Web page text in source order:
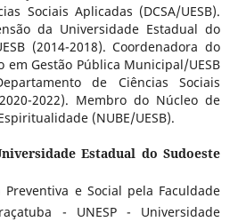
Sociais Aplicadas (DCSA/UESB).
da Universidade Estadual do
(2014-2018). Coordenadora do
em Gestão Pública Municipal/UESB
de Ciências Sociais
2022). Membro do Núcleo de
(NUBE/UESB).
Estadual do Sudoeste
e Social pela Faculdade
- UNESP - Universidade